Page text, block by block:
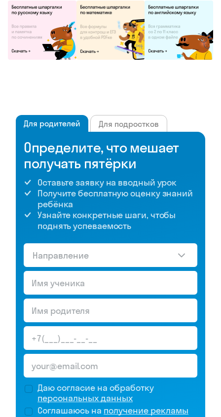
Для родителей Для подростков
Определите, что мешает
получать пятёрки
Оставьте заявку на вводный урок
Получите бесплатную оценку знаний
ребёнка
Узнайте конкретные шаги, чтобы
поднять успеваемость
Направление
Даю согласие на обработку
персональных данных
Соглашаюсь на получение рекламы